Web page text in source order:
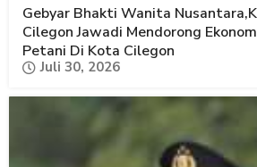
Gebyar Bhakti Wanita
Cilegon Jawadi Mendorong
Petani Di Kota Cilegon
Juli 30, 2026